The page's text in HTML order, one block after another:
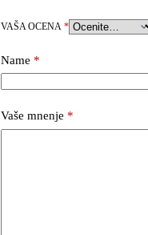
VAŠA OCENA *
Name *
Vaše mnenje *